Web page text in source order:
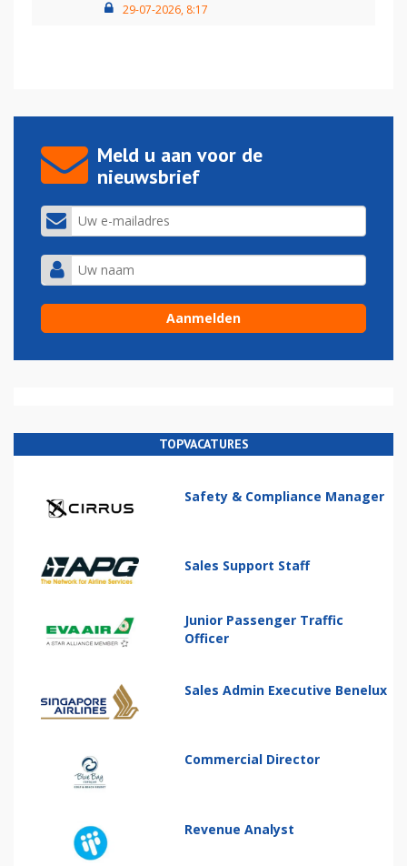
29-07-2026, 8:17
Meld u aan voor de
nieuwsbrief
TOPVACATURES
Safety & Compliance Manager
Sales Support Staff
Junior Passenger Traffic
Officer
Sales Admin Executive Benelux
Commercial Director
Revenue Analyst